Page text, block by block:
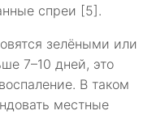
спреи [5].
зелёными или
7–10 дней, это
В таком
местные